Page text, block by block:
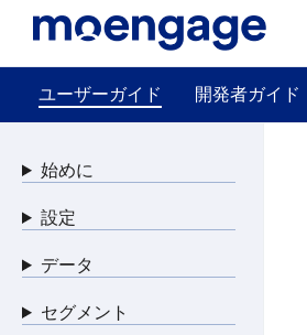
ユーザーガイド 開発者ガイド
始めに
設定
データ
セグメント